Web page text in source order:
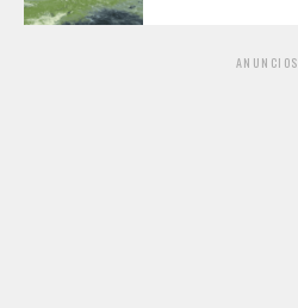
ANUNCIOS